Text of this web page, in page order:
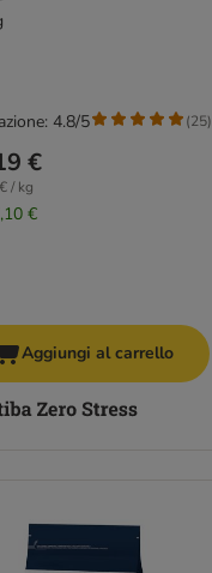
€
/ kg
€
4.8/5 (25)
Aggiungi al carrello